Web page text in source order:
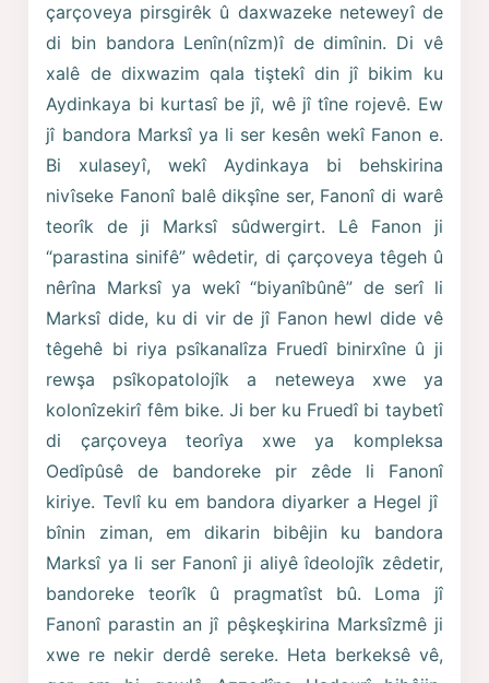
çarçoveya pirsgirêk û daxwazeke neteweyî de
di bin bandora Lenîn(nîzm)î de dimînin. Di vê
xalê de dixwazim qala tiştekî din jî bikim ku
Aydinkaya bi kurtasî be jî, wê jî tîne rojevê. Ew
jî bandora Marksî ya li ser kesên wekî Fanon e.
Bi xulaseyî, wekî Aydinkaya bi behskirina
nivîseke Fanonî balê dikşîne ser, Fanonî di warê
teorîk de ji Marksî sûdwergirt. Lê Fanon ji
“parastina sinifê” wêdetir, di çarçoveya têgeh û
nêrîna Marksî ya wekî “biyanîbûnê” de serî li
Marksî dide, ku di vir de jî Fanon hewl dide vê
têgehê bi riya psîkanalîza Fruedî binirxîne û ji
rewşa psîkopatolojîk a neteweya xwe ya
kolonîzekirî fêm bike. Ji ber ku Fruedî bi taybetî
di çarçoveya teorîya xwe ya kompleksa
Oedîpûsê de bandoreke pir zêde li Fanonî
kiriye. Tevlî ku em bandora diyarker a Hegel jî
bînin ziman, em dikarin bibêjin ku bandora
Marksî ya li ser Fanonî ji aliyê îdeolojîk zêdetir,
bandoreke teorîk û pragmatîst bû. Loma jî
Fanonî parastin an jî pêşkeşkirina Marksîzmê ji
xwe re nekir derdê sereke. Heta berkeksê vê,